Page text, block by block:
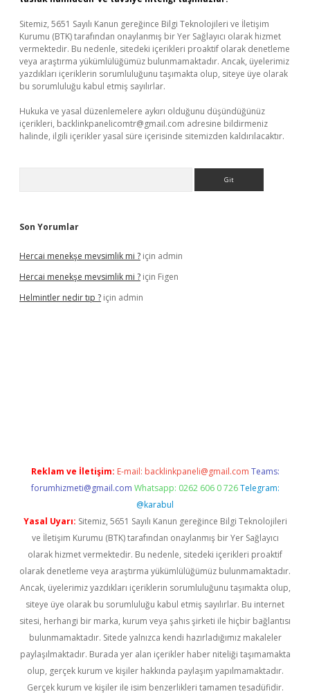
Sitemiz, 5651 Sayılı Kanun gereğince Bilgi Teknolojileri ve İletişim
Kurumu (BTK) tarafından onaylanmış bir Yer Sağlayıcı olarak hizmet
vermektedir. Bu nedenle, sitedeki içerikleri proaktif olarak denetleme
veya araştırma yükümlülüğümüz bulunmamaktadır. Ancak, üyelerimiz
yazdıkları içeriklerin sorumluluğunu taşımakta olup, siteye üye olarak
bu sorumluluğu kabul etmiş sayılırlar.
Hukuka ve yasal düzenlemelere aykırı olduğunu düşündüğünüz
içerikleri, backlinkpanelicomtr@gmail.com adresine bildirmeniz
halinde, ilgili içerikler yasal süre içerisinde sitemizden kaldırılacaktır.
Son Yorumlar
Hercai menekşe mevsimlik mi ? için admin
Hercai menekşe mevsimlik mi ? için Figen
Helmintler nedir tıp ? için admin
Reklam ve İletişim: E-mail: backlinkpaneli@gmail.com Teams:
forumhizmeti@gmail.com Whatsapp: 0262 606 0 726 Telegram:
@karabul
Yasal Uyarı: Sitemiz, 5651 Sayılı Kanun gereğince Bilgi Teknolojileri
ve İletişim Kurumu (BTK) tarafından onaylanmış bir Yer Sağlayıcı
olarak hizmet vermektedir. Bu nedenle, sitedeki içerikleri proaktif
olarak denetleme veya araştırma yükümlülüğümüz bulunmamaktadır.
Ancak, üyelerimiz yazdıkları içeriklerin sorumluluğunu taşımakta olup,
siteye üye olarak bu sorumluluğu kabul etmiş sayılırlar. Bu internet
sitesi, herhangi bir marka, kurum veya şahıs şirketi ile hiçbir bağlantısı
bulunmamaktadır. Sitede yalnızca kendi hazırladığımız makaleler
paylaşılmaktadır. Burada yer alan içerikler haber niteliği taşımamakta
olup, gerçek kurum ve kişiler hakkında paylaşım yapılmamaktadır.
Gerçek kurum ve kişiler ile isim benzerlikleri tamamen tesadüfidir.